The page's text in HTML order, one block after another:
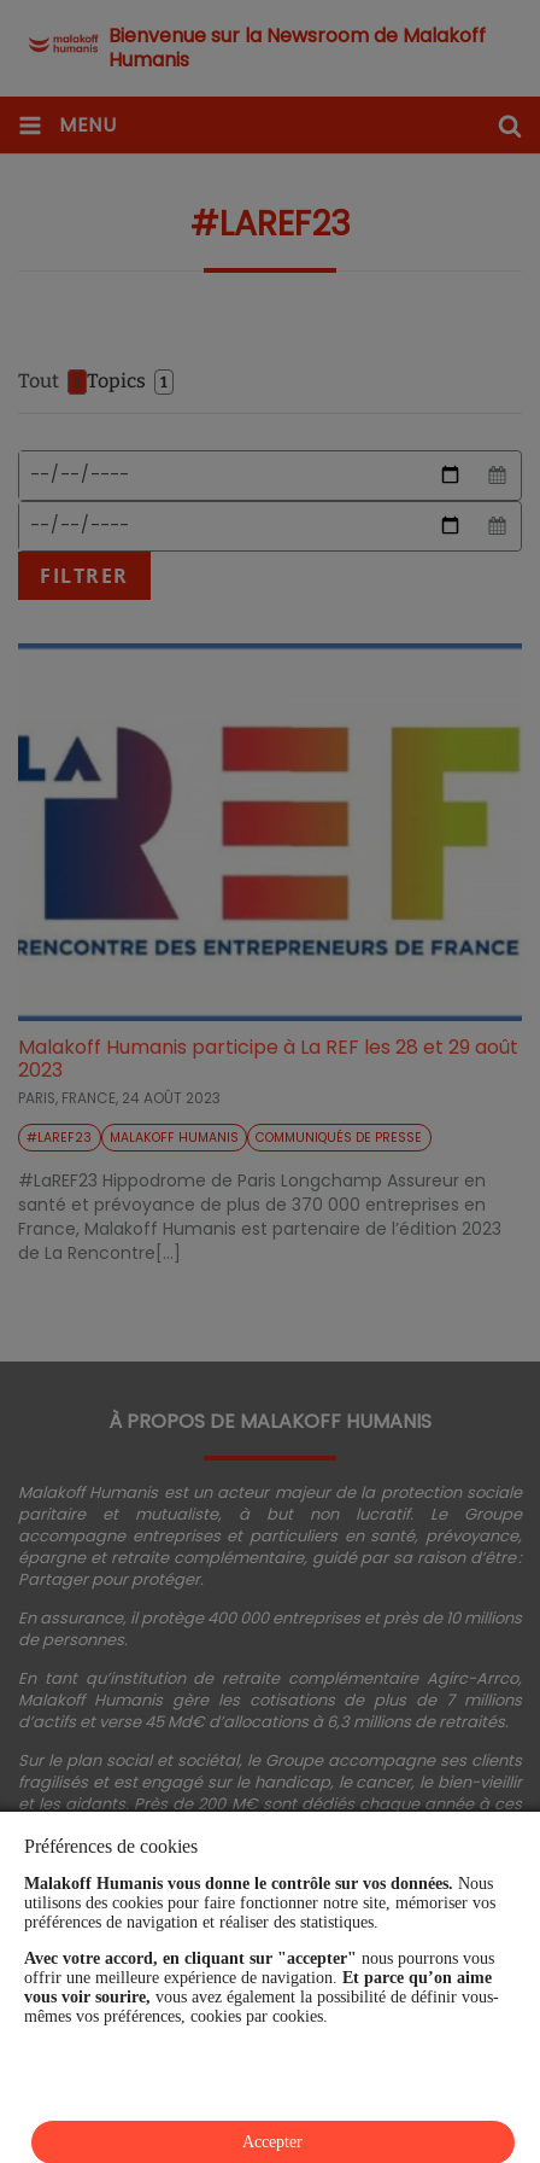
Bienvenue sur la Newsroom de Malakoff
Humanis
MENU
#LAREF23
Tout 1 Topics 1
Date
début
Date
Format
date
attendu
:
JJ/MM/AAAA
FILTRER
Malakoff Humanis participe à La REF les 28 et 29 août
2023
PARIS, FRANCE, 24 AOÛT 2023
#LAREF23 MALAKOFF HUMANIS COMMUNIQUÉS DE PRESSE
#LaREF23 Hippodrome de Paris Longchamp Assureur en
santé et prévoyance de plus de 370 000 entreprises en
France, Malakoff Humanis est partenaire de l’édition 2023
de La Rencontre[...]
À PROPOS DE MALAKOFF HUMANIS
Malakoff Humanis est un acteur majeur de la protection sociale
paritaire et mutualiste, à but non lucratif. Le Groupe
accompagne entreprises et particuliers en santé, prévoyance,
épargne et retraite complémentaire, guidé par sa raison d’être :
Partager pour protéger.
En assurance, il protège 400 000 entreprises et près de 10 millions
de personnes.
En tant qu’institution de retraite complémentaire Agirc-Arrco,
Malakoff Humanis gère les cotisations de plus de 7 millions
d’actifs et verse 45 Md€ d’allocations à 6,3 millions de retraités.
Sur le plan social et sociétal, le Groupe accompagne ses clients
fragilisés et est engagé sur le handicap, le cancer, le bien-vieillir
et les aidants. Près de 200 M€ sont dédiés chaque année à ces
financière et la performance du Groupe sont confirmées par une
notation A+ attribuée depuis 4 ans par S&P Global Ratings et
Fitch Ratings. Sur les plans extra-financiers, Malakoff Humanis
figure parmi les 2% des entreprises les mieux notées au monde
en matière de critères RSE (Ecovadis, niveau Gold - 81/100 en
2026). Enfin, Malakoff Humanis est certifié Top Employer France
par le Top Employers Institute depuis 3 ans.
Préférences de cookies
Malakoff Humanis vous donne le contrôle sur vos données. Nous
utilisons des cookies pour faire fonctionner notre site, mémoriser vos
préférences de navigation et réaliser des statistiques.
Avec votre accord, en cliquant sur "accepter" nous pourrons vous
offrir une meilleure expérience de navigation. Et parce qu’on aime
vous voir sourire, vous avez également la possibilité de définir vous-
mêmes vos préférences, cookies par cookies.
Accepter